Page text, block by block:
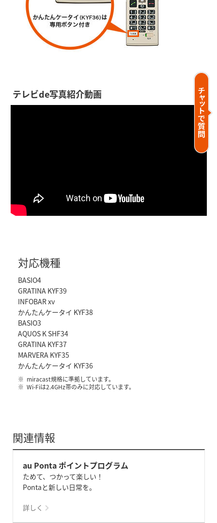
テレビde写真紹介動画
対応機種
BASIO4
GRATINA KYF39
INFOBAR xv
かんたんケータイ KYF38
BASIO3
AQUOS K SHF34
GRATINA KYF37
MARVERA KYF35
かんたんケータイ KYF36
miracast規格に準拠しています。
Wi-Fiは2.4GHz帯のみに対応しています。
関連情報
au Ponta ポイントプログラム
ためて、つかって楽しい！
Pontaと新しい日常を。
詳しく